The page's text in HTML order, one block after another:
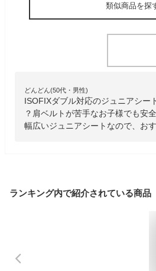
類似商品を探
どんどん(50代・男性)
ISOFIXダブル対応のジュニアシー
？肩ベルトが苦手なお子様でも安
幅広いジュニアシートなので、おす
ランキング内で紹介されている商品